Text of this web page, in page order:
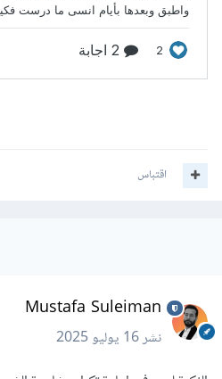
اقتباس
Mustafa Suleiman
نشر16 يوليو 2025